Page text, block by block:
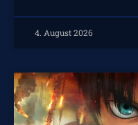
4. August 2026